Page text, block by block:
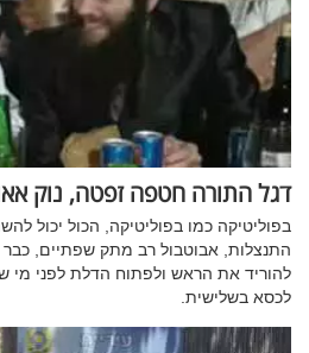
דגל התורה חטפה זפטה, נוק
בפוליטיקה כמו בפוליטיקה, הכול יכול
התנצלות, אבוטבול רב מתק שפתיים, כבר
להוריד את הראש ולפתוח הדלת לפני מי
לכסא בשלישית.